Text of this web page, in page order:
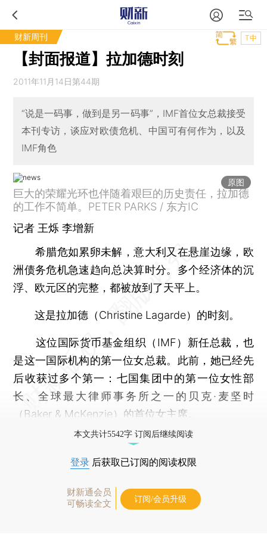
财新周刊 T中
【封面报道】拉加德时刻
2011年11月14日第44期
“说是一码事，做到是另一码事”，IMF首位女总裁接受
本刊专访，谈应对欧债危机、中国可有何作为，以及
IMF角色
原图
巨大的荣耀光环也伴随着艰巨的历史责任，拉加德
的工作不简单。PETER PARKS / 东方IC
记者 王烁 李增新
希腊危如累卵未解，意大利又在悬崖边缘，欧
洲债务危机急速趋向总决算时分。多个经济体的沉
浮、欧元区的完整，都被放到了天平上。
这是拉加德（Christine Lagarde）的时刻。
这位国际货币基金组织（IMF）新任总裁，也
是这一国际机构的第一位女总裁。此前，她已经先
后收获过多个第一：七国集团中的第一位女性部
长、全球最大律师事务所之一的贝克·麦坚时
（Baker & McKenzie）的首位女主席。
本文共计5542字 订阅后继续阅读
登录 后获取已订阅的阅读权限
财新通会员
可畅读全文
订阅/会员升级